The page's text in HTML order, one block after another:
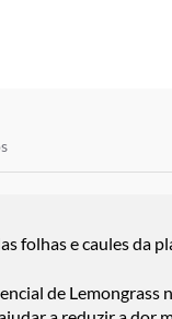
folhas e caules
de